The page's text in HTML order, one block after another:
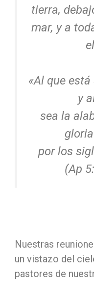
tierra,
mar, y a
«Al que
y
sea la
por los
(Ap
Nuestras
un vistazo del
pastores de